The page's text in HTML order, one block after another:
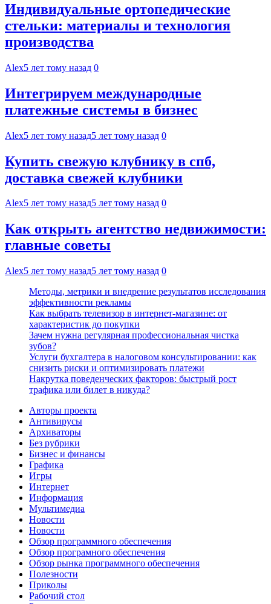
Индивидуальные ортопедические
стельки: материалы и технология
производства
Alex5 лет тому назад 0
Интегрируем международные
платежные системы в бизнес
Alex5 лет тому назад5 лет тому назад 0
Купить свежую клубнику в спб,
доставка свежей клубники
Alex5 лет тому назад5 лет тому назад 0
Как открыть агентство недвижимости:
главные советы
Alex5 лет тому назад5 лет тому назад 0
Методы, метрики и внедрение результатов исследования
эффективности рекламы
Как выбрать телевизор в интернет-магазине: от
характеристик до покупки
Зачем нужна регулярная профессиональная чистка
зубов?
Услуги бухгалтера в налоговом консультировании: как
снизить риски и оптимизировать платежи
Накрутка поведенческих факторов: быстрый рост
трафика или билет в никуда?
Авторы проекта
Антивирусы
Архиваторы
Без рубрики
Бизнес и финансы
Графика
Игры
Интернет
Информация
Мультимедиа
Новости
Новости
Обзор программного обеспечения
Обзор програмного обеспечения
Обзор рынка программного обеспечения
Полезности
Приколы
Рабочий стол